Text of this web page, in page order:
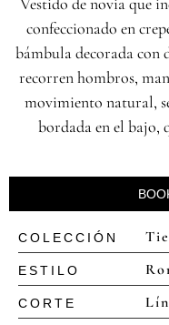
confeccionado en
bámbula decorada con
recorren hombros,
movimiento natural,
bordada en el bajo,
COLECCIÓN
ESTILO
CORTE